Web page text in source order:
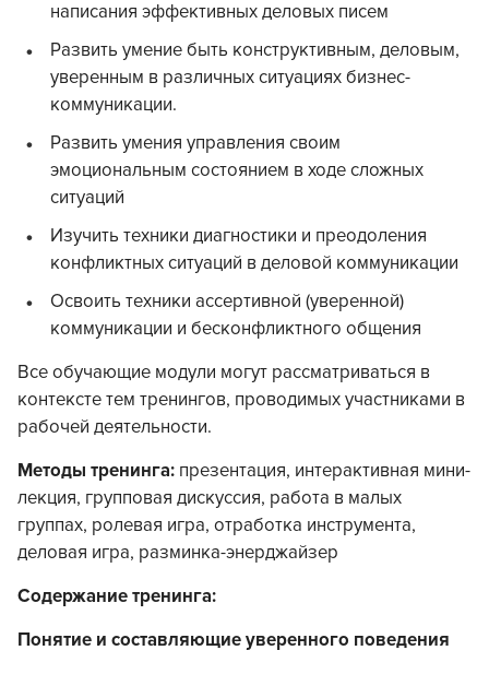
написания эффективных деловых писем
Развить умение быть конструктивным, деловым,
уверенным в различных ситуациях бизнес-
коммуникации.
Развить умения управления своим
эмоциональным состоянием в ходе сложных
ситуаций
Изучить техники диагностики и преодоления
конфликтных ситуаций в деловой коммуникации
Освоить техники ассертивной (уверенной)
коммуникации и бесконфликтного общения
Все обучающие модули могут рассматриваться в
контексте тем тренингов, проводимых участниками в
рабочей деятельности.
Методы тренинга: презентация, интерактивная мини-
лекция, групповая дискуссия, работа в малых
группах, ролевая игра, отработка инструмента,
деловая игра, разминка-энерджайзер
Содержание тренинга:
Понятие и составляющие уверенного поведения